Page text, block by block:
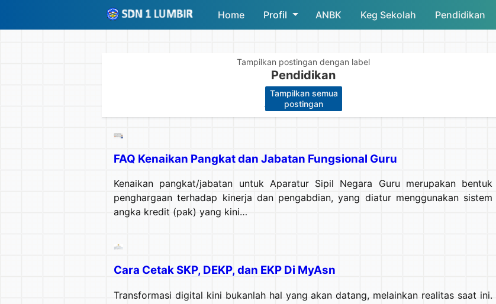
Skip to main content
Home Profil ANBK Keg Sekolah Pendidikan
Tampilkan postingan dengan label
Pendidikan
.
Tampilkan semua
postingan
FAQ Kenaikan Pangkat dan Jabatan Fungsional Guru
Kenaikan pangkat/jabatan untuk Aparatur Sipil Negara Guru merupakan bentuk
penghargaan terhadap kinerja dan pengabdian, yang diatur menggunakan sistem
angka kredit (pak) yang kini…
Cara Cetak SKP, DEKP, dan EKP Di MyAsn
Transformasi digital kini bukanlah hal yang akan datang, melainkan realitas saat ini.